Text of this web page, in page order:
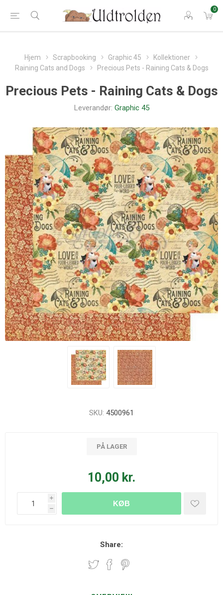
0
Hjem Scrapbooking Graphic 45
Kollektioner
Raining Cats and Dogs
Precious Pets - Raining Cats & Dogs
Precious Pets - Raining Cats & Dogs
Leverandør: Graphic 45
SKU: 4500961
PÅ LAGER
10,00 kr.
i
h
KØB
Share: